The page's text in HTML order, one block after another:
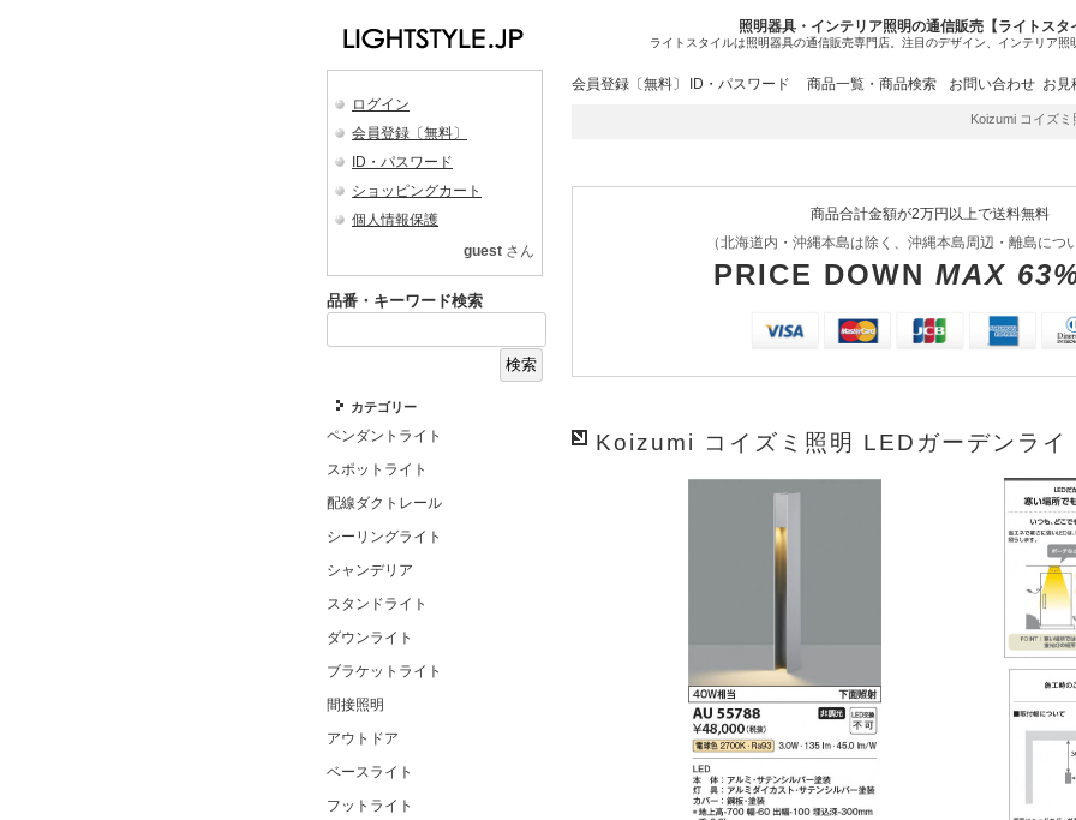
照明器具・インテリア照明の通信販売【ライトスタ
ライトスタイルは照明器具の通信販売専門店。注目のデザイン、インテリア照
ログイン
会員登録〔無料〕
ID・パスワード
ショッピングカート
個人情報保護
guest さん
品番・キーワード検索
カテゴリー
ペンダントライト
スポットライト
配線ダクトレール
シーリングライト
シャンデリア
スタンドライト
ダウンライト
ブラケットライト
間接照明
アウトドア
ベースライト
フットライト
会員登録〔無料〕 ID・パスワード 商品一覧・商品検索 お問い合わせ お見
Koizumi コイズミ照明
商品合計金額が2万円以上で送料無料
（北海道内・沖縄本島は除く、沖縄本島周辺・離島につ
PRICE DOWN MAX
Koizumi コイズミ照明 LEDガーデンラ